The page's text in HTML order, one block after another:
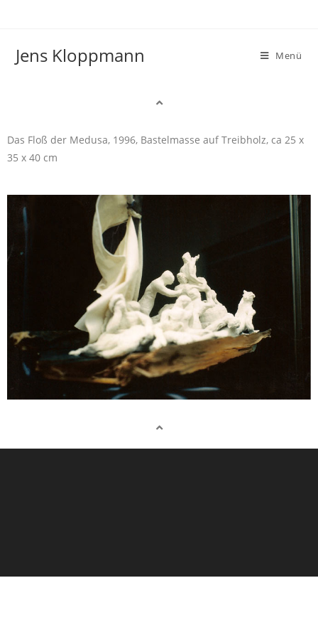
Jens Kloppmann Menü
Das Floß der Medusa, 1996, Bastelmasse auf Treibholz, ca 25 x
35 x 40 cm